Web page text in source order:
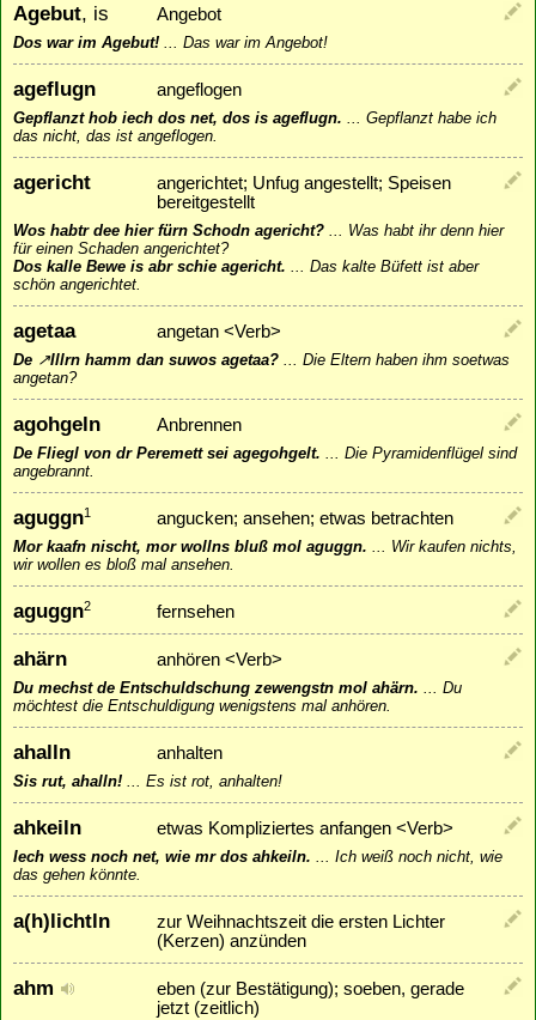
Agebut, is Angebot
Dos war im Agebut! ... Das war im Angebot!
ageflugn angeflogen
Gepflanzt hob iech dos net, dos is ageflugn. ... Gepflanzt habe ich
das nicht, das ist angeflogen.
agericht
angerichtet; Unfug angestellt; Speisen
bereitgestellt
Wos habtr dee hier fürn Schodn agericht? ... Was habt ihr denn hier
für einen Schaden angerichtet?
Dos kalle Bewe is abr schie agericht. ... Das kalte Büfett ist aber
schön angerichtet.
agetaa angetan <Verb>
De ↗Illrn hamm dan suwos agetaa? ... Die Eltern haben ihm soetwas
angetan?
agohgeln Anbrennen
De Fliegl von dr Peremett sei agegohgelt. ... Die Pyramidenflügel sind
angebrannt.
aguggn1 angucken; ansehen; etwas betrachten
Mor kaafn nischt, mor wollns bluß mol aguggn. ... Wir kaufen nichts,
wir wollen es bloß mal ansehen.
aguggn2 fernsehen
ahärn anhören <Verb>
Du mechst de Entschuldschung zewengstn mol ahärn. ... Du
möchtest die Entschuldigung wenigstens mal anhören.
ahalln anhalten
Sis rut, ahalln! ... Es ist rot, anhalten!
ahkeiln etwas Kompliziertes anfangen <Verb>
Iech wess noch net, wie mr dos ahkeiln. ... Ich weiß noch nicht, wie
das gehen könnte.
a(h)lichtln
zur Weihnachtszeit die ersten Lichter
(Kerzen) anzünden
ahm
eben (zur Bestätigung); soeben, gerade
jetzt (zeitlich)